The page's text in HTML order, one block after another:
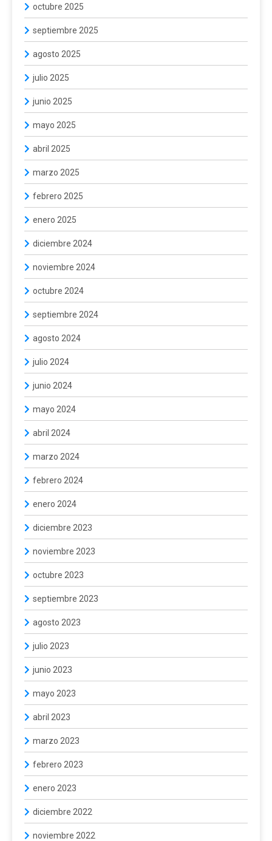
octubre 2025
septiembre 2025
agosto 2025
julio 2025
junio 2025
mayo 2025
abril 2025
marzo 2025
febrero 2025
enero 2025
diciembre 2024
noviembre 2024
octubre 2024
septiembre 2024
agosto 2024
julio 2024
junio 2024
mayo 2024
abril 2024
marzo 2024
febrero 2024
enero 2024
diciembre 2023
noviembre 2023
octubre 2023
septiembre 2023
agosto 2023
julio 2023
junio 2023
mayo 2023
abril 2023
marzo 2023
febrero 2023
enero 2023
diciembre 2022
noviembre 2022